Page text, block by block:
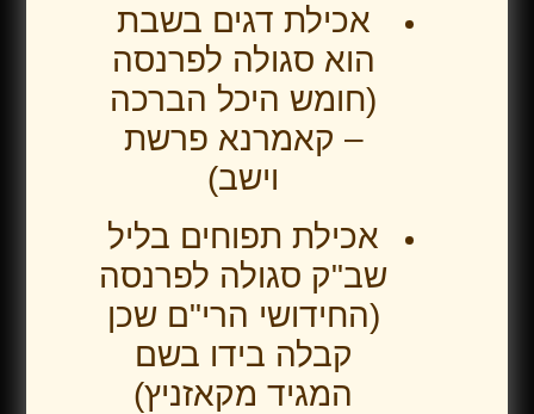
אכילת דגים בשבת
הוא סגולה לפרנסה
(חומש היכל הברכה
– קאמרנא פרשת
וישב)
אכילת תפוחים בליל
שב"ק סגולה לפרנסה
(החידושי הרי"ם שכן
קבלה בידו בשם
המגיד מקאזניץ)